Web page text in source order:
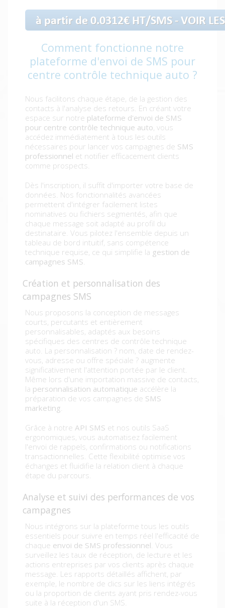
Comment fonctionne notre
plateforme d'envoi de SMS pour
centre contrôle technique auto ?
Nous facilitons chaque étape, de la gestion des
contacts à l'analyse des retours. En créant votre
espace sur notre plateforme d'envoi de SMS
pour centre contrôle technique auto , vous
accédez immédiatement à tous les outils
nécessaires pour lancer vos campagnes de SMS
professionnel et notifier efficacement clients
comme prospects.
Dès l'inscription, il suffit d'importer votre base de
données. Nos fonctionnalités avancées
permettent d'intégrer facilement listes
nominatives ou fichiers segmentés, afin que
chaque message soit adapté au profil du
destinataire. Vous pilotez l'ensemble depuis un
tableau de bord intuitif, sans compétence
technique requise, ce qui simplifie la gestion de
campagnes SMS
Création et personnalisation des
campagnes SMS
Nous proposons la conception de messages
courts, percutants et entièrement
personnalisables, adaptés aux besoins
spécifiques des centres de contrôle technique
auto. La personnalisation ? nom, date de rendez-
vous, adresse ou offre spéciale ? augmente
significativement l'attention portée par le client.
Même lors d'une importation massive de contacts,
la personnalisation automatique accélère la
préparation de vos campagnes de SMS
marketing
Grâce à notre API SMS et nos outils SaaS
ergonomiques, vous automatisez facilement
l'envoi de rappels, confirmations ou notifications
transactionnelles. Cette flexibilité optimise vos
échanges et fluidifie la relation client à chaque
étape du parcours.
Analyse et suivi des performances de vos
campagnes
Nous intégrons sur la plateforme tous les outils
essentiels pour suivre en temps réel l'efficacité de
chaque envoi de SMS professionnel . Vous
surveillez les taux de réception, de lecture et les
actions entreprises par vos clients après chaque
message. Les rapports détaillés affichent, par
exemple, le nombre de clics sur les liens intégrés
ou la proportion de clients ayant pris rendez-vous
suite à la réception d'un SMS.